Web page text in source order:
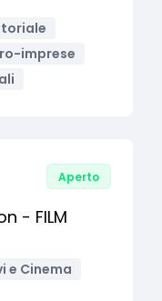
imprese
Aperto
- FILM
e Cinema